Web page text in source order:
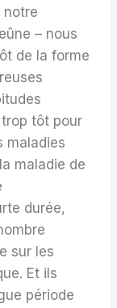
notre
– nous
de la forme
tôt pour
maladies
maladie de
durée,
sur les
Et ils
période